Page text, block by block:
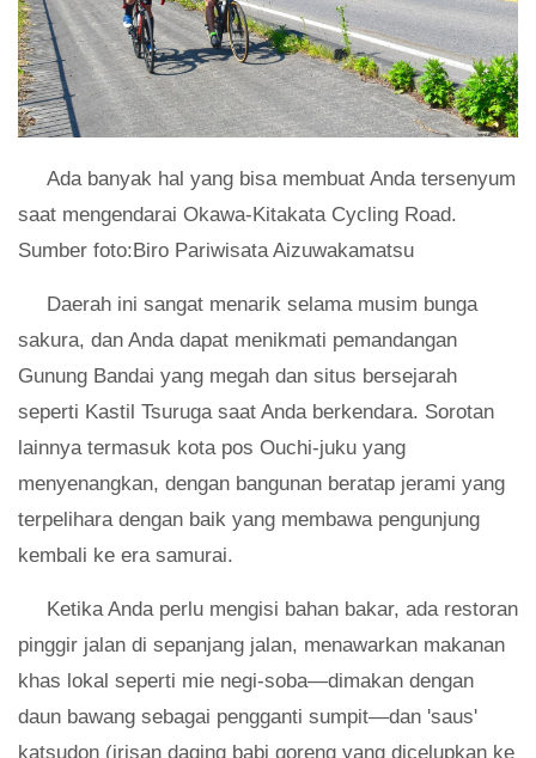
Ada banyak hal yang bisa membuat Anda tersenyum
saat mengendarai Okawa-Kitakata Cycling Road.
Sumber foto:Biro Pariwisata Aizuwakamatsu
Daerah ini sangat menarik selama musim bunga
sakura, dan Anda dapat menikmati pemandangan
Gunung Bandai yang megah dan situs bersejarah
seperti Kastil Tsuruga saat Anda berkendara. Sorotan
lainnya termasuk kota pos Ouchi-juku yang
menyenangkan, dengan bangunan beratap jerami yang
terpelihara dengan baik yang membawa pengunjung
kembali ke era samurai.
Ketika Anda perlu mengisi bahan bakar, ada restoran
pinggir jalan di sepanjang jalan, menawarkan makanan
khas lokal seperti mie negi-soba—dimakan dengan
daun bawang sebagai pengganti sumpit—dan 'saus'
katsudon (irisan daging babi goreng yang dicelupkan ke